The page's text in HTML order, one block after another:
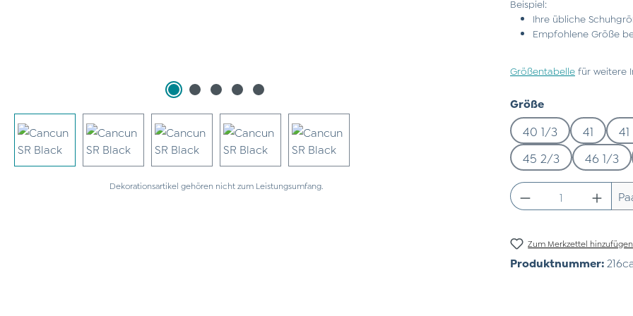
Dekorationsartikel gehören nicht zum Leistungsumfang.
Beispiel:
Ihre übliche
Empfohlene Größe
Größentabelle für weitere
Größeauswählen
40 1/3 41
45 2/3
46 1/3
Produkt
Zum Merkzettel hinzufügen
Produktnummer: